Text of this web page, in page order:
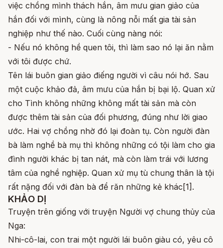
việc chồng mình thách hắn, âm mưu gian giảo của
hắn đối với mình, cùng là nông nỗi mất gia tài sản
nghiệp như thế nào. Cuối cùng nàng nói:
- Nếu nó không hề quen tôi, thì làm sao nó lại ăn nằm
với tôi được chứ.
Tên lái buôn gian giảo điếng người vì câu nói hớ. Sau
một cuộc khảo đả, âm mưu của hắn bị bại lộ. Quan xử
cho Tình không những không mất tài sản mà còn
được thêm tài sản của đối phương, đúng như lời giao
ước. Hai vợ chồng nhờ đó lại đoàn tụ. Còn người đàn
bà làm nghề bà mụ thì không những có tội làm cho gia
đình người khác bị tan nát, mà còn làm trái với lương
tâm của nghề nghiệp. Quan xử mụ tù chung thân là tội
rất nặng đối với đàn bà để răn những kẻ khác[1].
KHẢO DỊ
Truyện trên giống với truyện Người vợ chung thủy của
Nga:
Nhi-cô-lai, con trai một người lái buôn giàu có, yêu cô